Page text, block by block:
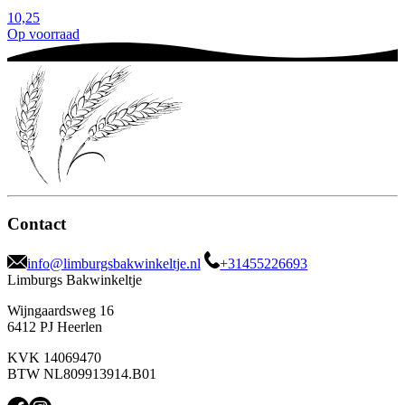
10,25
Op voorraad
Contact
info@limburgsbakwinkeltje.nl
+31455226693
Limburgs Bakwinkeltje
Wijngaardsweg 16
6412 PJ Heerlen
KVK 14069470
BTW NL809913914.B01